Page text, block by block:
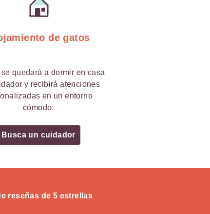
de gatos
quedará a dormir en casa
y recibirá atenciones
en un entorno
cómodo.
Busca un cuidador
reseñas de 5 estrellas